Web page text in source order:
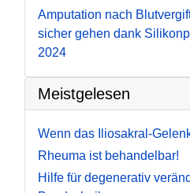
Amputation nach
sicher gehen dank
2024
Meistgelesen
Wenn das Iliosakral-
Rheuma ist behandelbar!
Hilfe für degenerativ